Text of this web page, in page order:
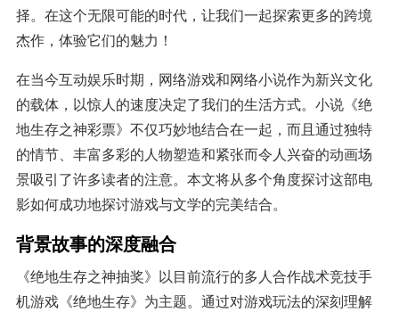
择。在这个无限可能的时代，让我们一起探索更多的跨境
杰作，体验它们的魅力！
在当今互动娱乐时期，网络游戏和网络小说作为新兴文化
的载体，以惊人的速度决定了我们的生活方式。小说《绝
地生存之神彩票》不仅巧妙地结合在一起，而且通过独特
的情节、丰富多彩的人物塑造和紧张而令人兴奋的动画场
景吸引了许多读者的注意。本文将从多个角度探讨这部电
影如何成功地探讨游戏与文学的完美结合。
背景故事的深度融合
《绝地生存之神抽奖》以目前流行的多人合作战术竞技手
机游戏《绝地生存》为主题。通过对游戏玩法的深刻理解